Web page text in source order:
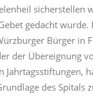
sicherstellen
gedacht wurde.
Bürger in
der Übereignung
Jahrtagsstiftungen,
des Spitals